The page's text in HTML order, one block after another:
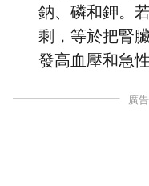
鈉、磷和鉀。
剩，等於把腎
發高血壓和急性
廣